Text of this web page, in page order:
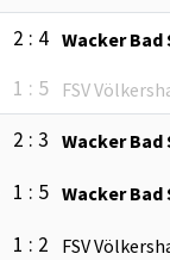
2 : 4 Wacker Bad
1 : 5 FSV
2 : 3 Wacker Bad
1 : 5 Wacker Bad
1 : 2 FSV